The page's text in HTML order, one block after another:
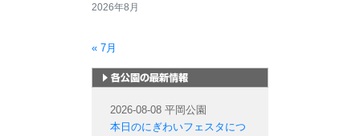
2026年8月
« 7月
2026-08-08 平岡公園
本日のにぎわいフェスタにつ